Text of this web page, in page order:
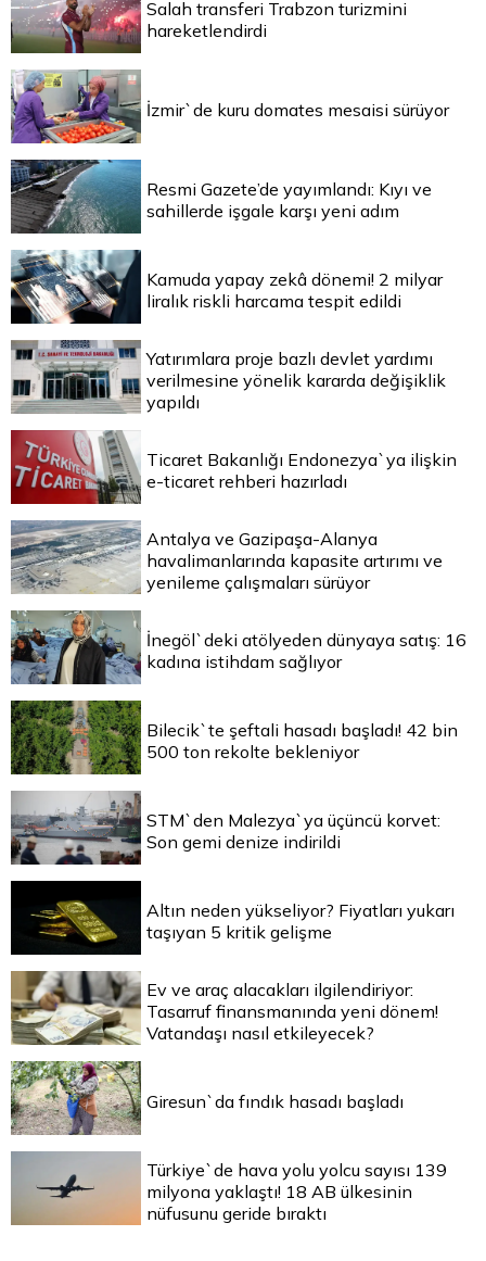
Salah transferi Trabzon turizmini
hareketlendirdi
İzmir`de kuru domates mesaisi sürüyor
Resmi Gazete’de yayımlandı: Kıyı ve
sahillerde işgale karşı yeni adım
Kamuda yapay zekâ dönemi! 2 milyar
liralık riskli harcama tespit edildi
Yatırımlara proje bazlı devlet yardımı
verilmesine yönelik kararda değişiklik
yapıldı
Ticaret Bakanlığı Endonezya`ya ilişkin
e-ticaret rehberi hazırladı
Antalya ve Gazipaşa-Alanya
havalimanlarında kapasite artırımı ve
yenileme çalışmaları sürüyor
İnegöl`deki atölyeden dünyaya satış: 16
kadına istihdam sağlıyor
Bilecik`te şeftali hasadı başladı! 42 bin
500 ton rekolte bekleniyor
STM`den Malezya`ya üçüncü korvet:
Son gemi denize indirildi
Altın neden yükseliyor? Fiyatları yukarı
taşıyan 5 kritik gelişme
Ev ve araç alacakları ilgilendiriyor:
Tasarruf finansmanında yeni dönem!
Vatandaşı nasıl etkileyecek?
Giresun`da fındık hasadı başladı
Türkiye`de hava yolu yolcu sayısı 139
milyona yaklaştı! 18 AB ülkesinin
nüfusunu geride bıraktı